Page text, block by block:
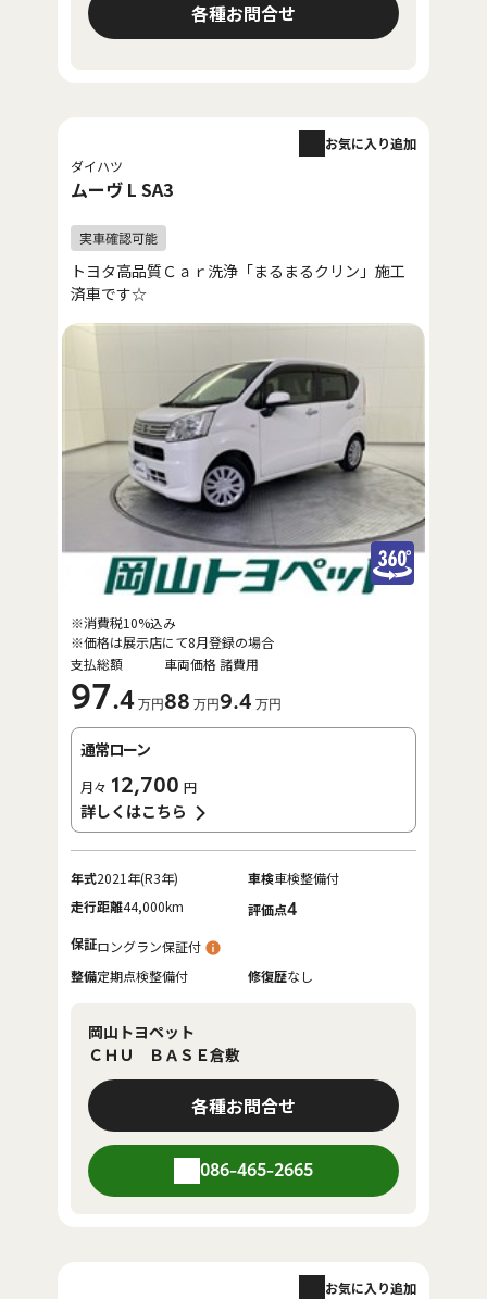
各種お問合せ
ダイハツ
ムーヴ L SA3
お気に入り追加
トヨタ高品質Ｃａｒ洗浄「まるまるクリン」施工
済車です☆
支払総額
97.4 万円
車両価格
88 万円
諸費用
9.4 万円
※消費税10%込み
※価格は展示店にて8月登録の場合
通常ローン
月々 12,700 円
詳しくはこちら
年式2021年(R3年) 車検車検整備付
走行距離44,000km 評価点4
保証ロングラン保証付
整備定期点検整備付 修復歴なし
岡山トヨペット
ＣＨＵ ＢＡＳＥ倉敷
各種お問合せ
086-465-2665
お気に入り追加